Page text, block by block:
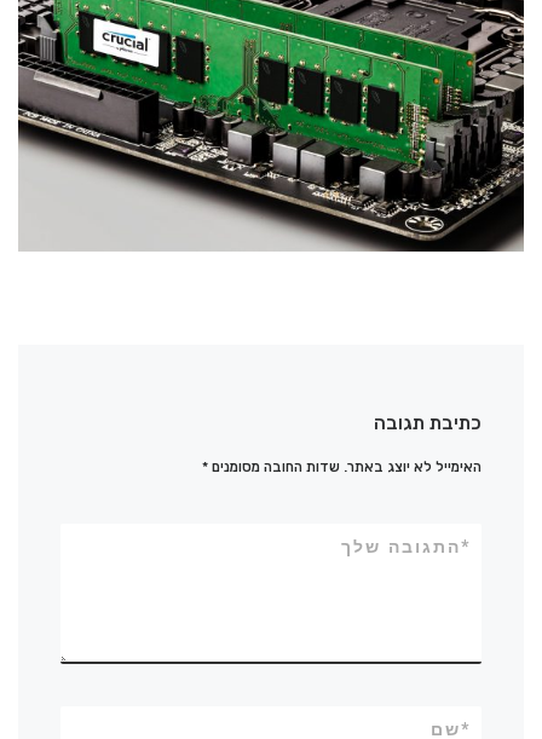
כתיבת תגובה
האימייל לא יוצג באתר. שדות החובה מסומנים*
התגובה שלך*
שם*